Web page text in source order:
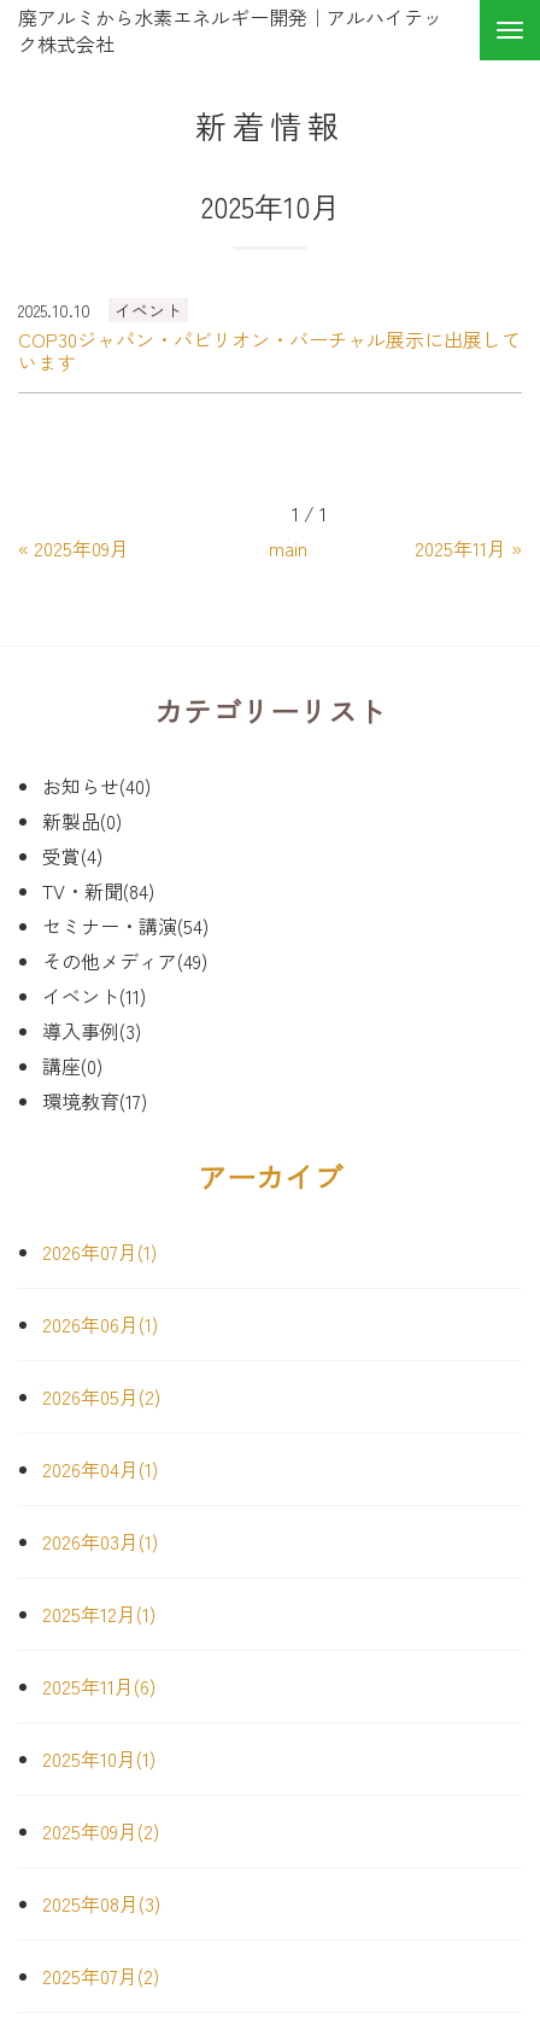
廃アルミから水素エネルギー開発｜アルハイテッ
ク株式会社
新着情報
2025年10月
2025.10.10 イベント
COP30ジャパン・パビリオン・バーチャル展示に出展して
います
1 / 1
« 2025年09月 main 2025年11月 »
カテゴリーリスト
お知らせ(40)
新製品(0)
受賞(4)
TV・新聞(84)
セミナー・講演(54)
その他メディア(49)
イベント(11)
導入事例(3)
講座(0)
環境教育(17)
アーカイブ
2026年07月(1)
2026年06月(1)
2026年05月(2)
2026年04月(1)
2026年03月(1)
2025年12月(1)
2025年11月(6)
2025年10月(1)
2025年09月(2)
2025年08月(3)
2025年07月(2)